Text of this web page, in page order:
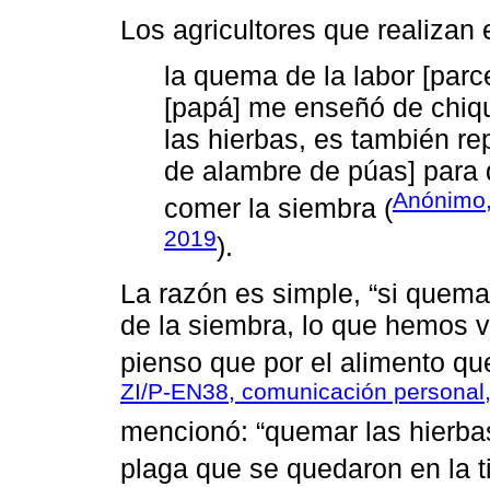
Los agricultores que realizan
la quema de la labor
[papá] me enseñó de
las hierbas, es también
de alambre de púas]
comer la siembra (
2019).
La razón es simple, “si
de la siembra, lo que hemos
pienso que por el alimento
ZI/P-EN38, comunicación
mencionó: “quemar las
plaga que se quedaron en la